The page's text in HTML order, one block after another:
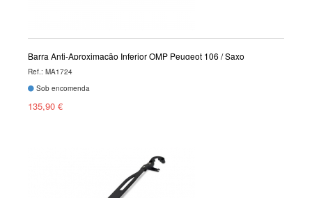
Barra Anti-Aproximação Inferior OMP Peugeot 106 / Saxo
Ref.: MA1724
Sob encomenda
135,90 €